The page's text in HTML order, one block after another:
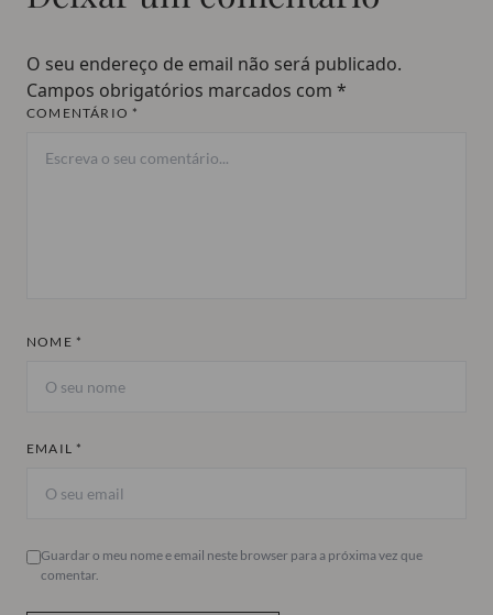
O seu endereço de email não será publicado.
Campos obrigatórios marcados com *
COMENTÁRIO *
NOME *
EMAIL *
Guardar o meu nome e email neste browser para a próxima vez que
comentar.